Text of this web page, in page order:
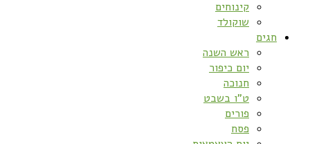
קינוחים
שוקולד
חגים
ראש השנה
יום כיפור
חנוכה
ט”ו בשבט
פורים
פסח